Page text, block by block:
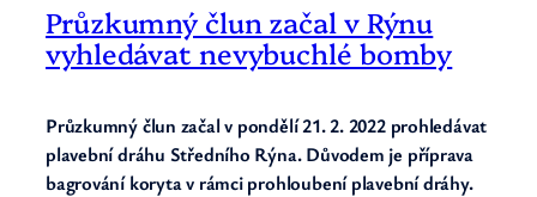
Průzkumný člun začal v Rýnu
vyhledávat nevybuchlé bomby
Průzkumný člun začal v pondělí 21. 2. 2022 prohledávat
plavební dráhu Středního Rýna. Důvodem je příprava
bagrování koryta v rámci prohloubení plavební dráhy.